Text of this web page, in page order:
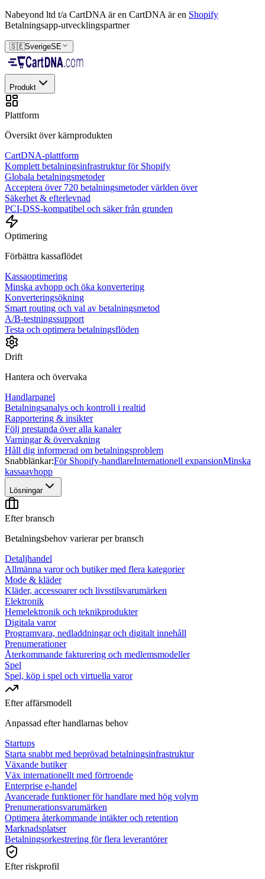
Nabeyond ltd t/a CartDNA är en CartDNA är en Shopify
Betalningsapp-utvecklingspartner
🇸🇪SverigeSE
Produkt
Plattform
Översikt över kärnprodukten
CartDNA-plattform
Komplett betalningsinfrastruktur för Shopify
Globala betalningsmetoder
Acceptera över 720 betalningsmetoder världen över
Säkerhet & efterlevnad
PCI-DSS-kompatibel och säker från grunden
Optimering
Förbättra kassaflödet
Kassaoptimering
Minska avhopp och öka konvertering
Konverteringsökning
Smart routing och val av betalningsmetod
A/B-testningssupport
Testa och optimera betalningsflöden
Drift
Hantera och övervaka
Handlarpanel
Betalningsanalys och kontroll i realtid
Rapportering & insikter
Följ prestanda över alla kanaler
Varningar & övervakning
Håll dig informerad om betalningsproblem
Snabblänkar:För Shopify-handlareInternationell expansionMinska
kassaavhopp
Lösningar
Efter bransch
Betalningsbehov varierar per bransch
Detaljhandel
Allmänna varor och butiker med flera kategorier
Mode & kläder
Kläder, accessoarer och livsstilsvarumärken
Elektronik
Hemelektronik och teknikprodukter
Digitala varor
Programvara, nedladdningar och digitalt innehåll
Prenumerationer
Återkommande fakturering och medlemsmodeller
Spel
Spel, köp i spel och virtuella varor
Efter affärsmodell
Anpassad efter handlarnas behov
Startups
Starta snabbt med beprövad betalningsinfrastruktur
Växande butiker
Väx internationellt med förtroende
Enterprise e-handel
Avancerade funktioner för handlare med hög volym
Prenumerationsvarumärken
Optimera återkommande intäkter och retention
Marknadsplatser
Betalningsorkestrering för flera leverantörer
Efter riskprofil